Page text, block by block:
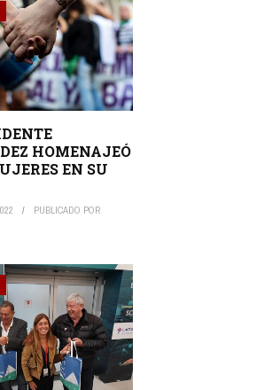
HOMENAJEÓ
EN SU
PUBLICADO POR